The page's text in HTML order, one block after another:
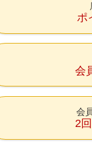
ポ
会
会
2